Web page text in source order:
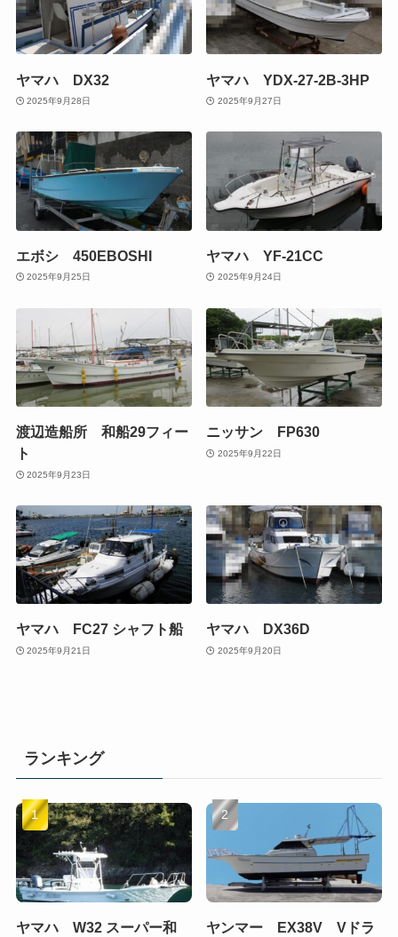
ヤマハ DX32
2025年9月28日
ヤマハ YDX-27-2B-3HP
2025年9月27日
エボシ 450EBOSHI
2025年9月25日
ヤマハ YF-21CC
2025年9月24日
渡辺造船所 和船29フィー
ト
2025年9月23日
ニッサン FP630
2025年9月22日
ヤマハ FC27 シャフト船
2025年9月21日
ヤマハ DX36D
2025年9月20日
ランキング
ヤマハ W32 スーパー和 ヤンマー EX38V Vドラ